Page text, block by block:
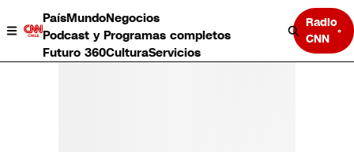
PaísMundoNegocios
Podcast y Programas completos
Futuro 360CulturaServicios
Radio
CNN